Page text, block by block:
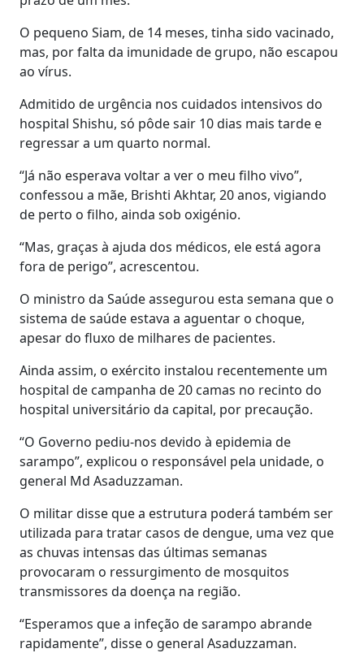
O pequeno Siam, de 14 meses, tinha sido vacinado,
mas, por falta da imunidade de grupo, não escapou
ao vírus.
Admitido de urgência nos cuidados intensivos do
hospital Shishu, só pôde sair 10 dias mais tarde e
regressar a um quarto normal.
“Já não esperava voltar a ver o meu filho vivo”,
confessou a mãe, Brishti Akhtar, 20 anos, vigiando
de perto o filho, ainda sob oxigénio.
“Mas, graças à ajuda dos médicos, ele está agora
fora de perigo”, acrescentou.
O ministro da Saúde assegurou esta semana que o
sistema de saúde estava a aguentar o choque,
apesar do fluxo de milhares de pacientes.
Ainda assim, o exército instalou recentemente um
hospital de campanha de 20 camas no recinto do
hospital universitário da capital, por precaução.
“O Governo pediu-nos devido à epidemia de
sarampo”, explicou o responsável pela unidade, o
general Md Asaduzzaman.
O militar disse que a estrutura poderá também ser
utilizada para tratar casos de dengue, uma vez que
as chuvas intensas das últimas semanas
provocaram o ressurgimento de mosquitos
transmissores da doença na região.
“Esperamos que a infeção de sarampo abrande
rapidamente”, disse o general Asaduzzaman.